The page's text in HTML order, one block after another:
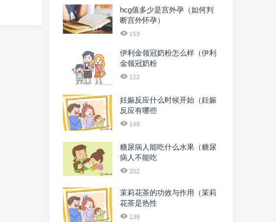
hcg值多少是宫外孕（如何判
断宫外怀孕）
153
伊利金领冠奶粉怎么样（伊利
金领冠奶粉
122
妊娠反应什么时候开始（妊娠
反应有哪些
149
糖尿病人能吃什么水果（糖尿
病人不能吃
202
茉莉花茶的功效与作用（茉莉
花茶是热性
139